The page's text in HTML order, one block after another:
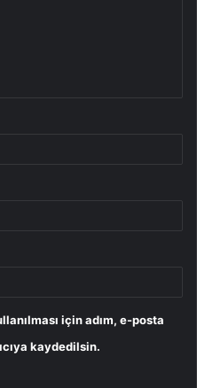
için adım, e-posta
kaydedilsin.